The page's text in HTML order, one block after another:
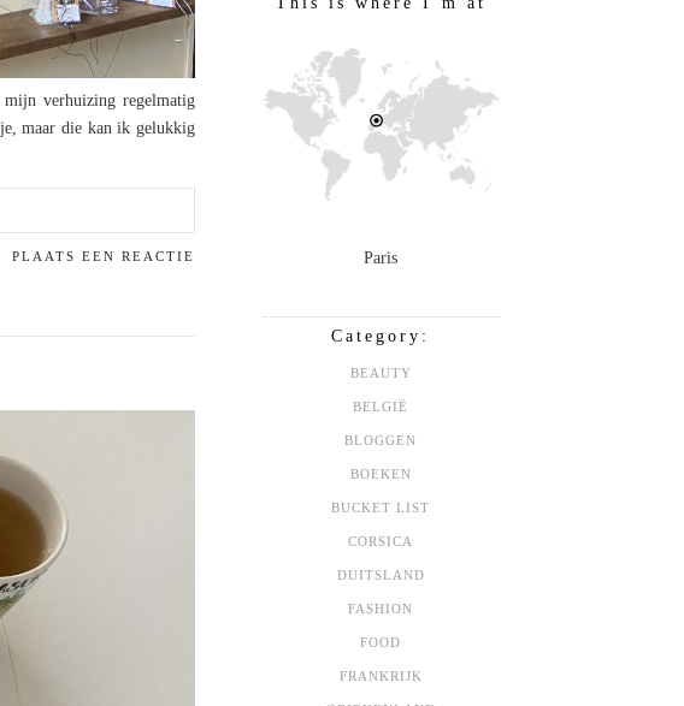
verhuizing regelmatig
maar die kan ik gelukkig
PLAATS EEN REACTIE Paris
Category:
BEAUTY
BELGIË
BLOGGEN
BOEKEN
BUCKET LIST
CORSICA
DUITSLAND
FASHION
FOOD
FRANKRIJK